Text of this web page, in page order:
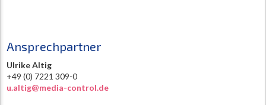
Ansprechpartner
Ulrike Altig
+49 (0) 7221 309-0
u.altig@media-control.de